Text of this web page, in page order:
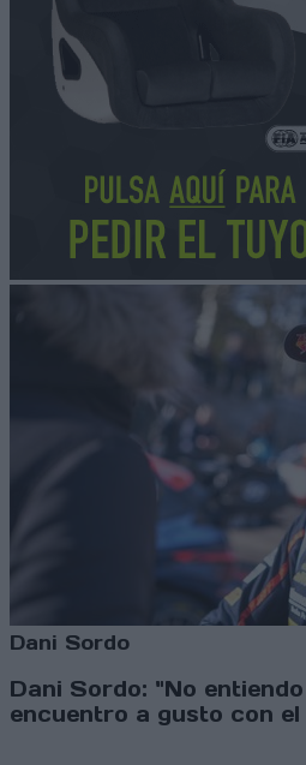
Dani Sordo
Dani Sordo: "No
encuentro a gusto con el